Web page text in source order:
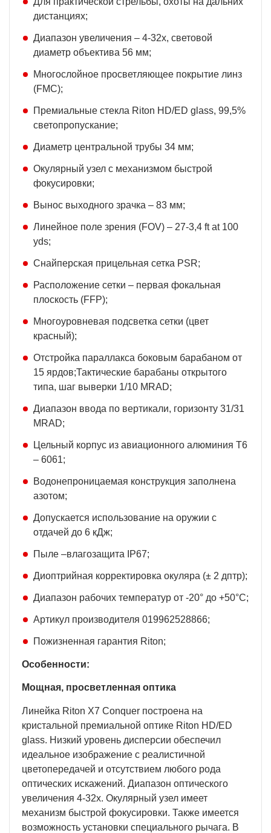
дистанциях;
Диапазон увеличения – 4-32х, световой
диаметр объектива 56 мм;
Многослойное просветляющее покрытие линз
(FMC);
Премиальные стекла Riton HD/ED glass, 99,5%
светопропускание;
Диаметр центральной трубы 34 мм;
Окулярный узел с механизмом быстрой
фокусировки;
Вынос выходного зрачка – 83 мм;
Линейное поле зрения (FOV) – 27-3,4 ft at 100
yds;
Снайперская прицельная сетка PSR;
Расположение сетки – первая фокальная
плоскость (FFP);
Многоуровневая подсветка сетки (цвет
красный);
Отстройка параллакса боковым барабаном от
15 ярдов;Тактические барабаны открытого
типа, шаг выверки 1/10 MRAD;
Диапазон ввода по вертикали, горизонту 31/31
MRAD;
Цельный корпус из авиационного алюминия Т6
– 6061;
Водонепроницаемая конструкция заполнена
азотом;
Допускается использование на оружии с
отдачей до 6 кДж;
Пыле –влагозащита IP67;
Диоптрийная корректировка окуляра (± 2 дптр);
Диапазон рабочих температур от -20° до +50°С;
Артикул производителя 019962528866;
Пожизненная гарантия Riton;
Особенности:
Мощная, просветленная оптика
Линейка Riton X7 Conquer построена на
кристальной премиальной оптике Riton HD/ED
glass. Низкий уровень дисперсии обеспечил
идеальное изображение с реалистичной
цветопередачей и отсутствием любого рода
оптических искажений. Диапазон оптического
увеличения 4-32х. Окулярный узел имеет
механизм быстрой фокусировки. Также имеется
возможность установки специального рычага. В